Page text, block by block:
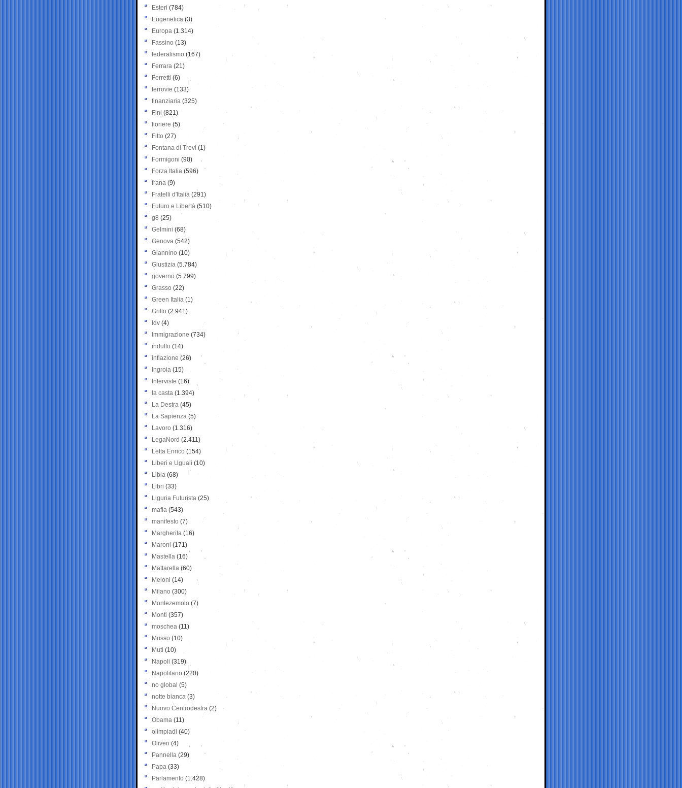
Esteri (784)
Eugenetica (3)
Europa (1.314)
Fassino (13)
federalismo (167)
Ferrara (21)
Ferretti (6)
ferrovie (133)
finanziaria (325)
Fini (821)
fioriere (5)
Fitto (27)
Fontana di Trevi (1)
Formigoni (90)
Forza Italia (596)
frana (9)
Fratelli d'Italia (291)
Futuro e Libertà (510)
g8 (25)
Gelmini (68)
Genova (542)
Giannino (10)
Giustizia (5.784)
governo (5.799)
Grasso (22)
Green Italia (1)
Grillo (2.941)
Idv (4)
Immigrazione (734)
indulto (14)
inflazione (26)
Ingroia (15)
Interviste (16)
la casta (1.394)
La Destra (45)
La Sapienza (5)
Lavoro (1.316)
LegaNord (2.411)
Letta Enrico (154)
Liberi e Uguali (10)
Libia (68)
Libri (33)
Liguria Futurista (25)
mafia (543)
manifesto (7)
Margherita (16)
Maroni (171)
Mastella (16)
Mattarella (60)
Meloni (14)
Milano (300)
Montezemolo (7)
Monti (357)
moschea (11)
Musso (10)
Muti (10)
Napoli (319)
Napolitano (220)
no global (5)
notte bianca (3)
Nuovo Centrodestra (2)
Obama (11)
olimpiadi (40)
Oliveri (4)
Pannella (29)
Papa (33)
Parlamento (1.428)